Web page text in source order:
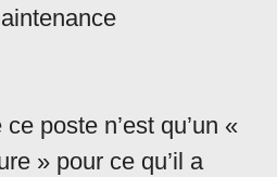
poste n’est qu’un «
» pour ce qu’il a